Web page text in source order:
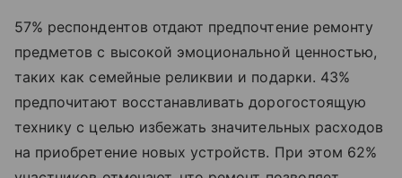
57% респондентов отдают предпочтение ремонту
предметов с высокой эмоциональной ценностью,
таких как семейные реликвии и подарки. 43%
предпочитают восстанавливать дорогостоящую
технику с целью избежать значительных расходов
на приобретение новых устройств. При этом 62%